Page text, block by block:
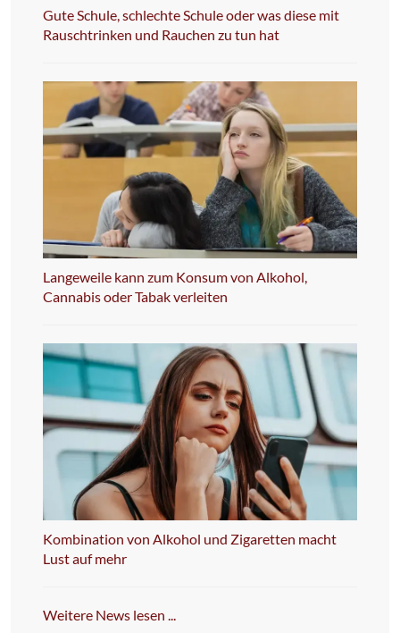
Gute Schule, schlechte Schule oder was diese mit
Rauschtrinken und Rauchen zu tun hat
Langeweile kann zum Konsum von Alkohol,
Cannabis oder Tabak verleiten
Kombination von Alkohol und Zigaretten macht
Lust auf mehr
Weitere News lesen ...